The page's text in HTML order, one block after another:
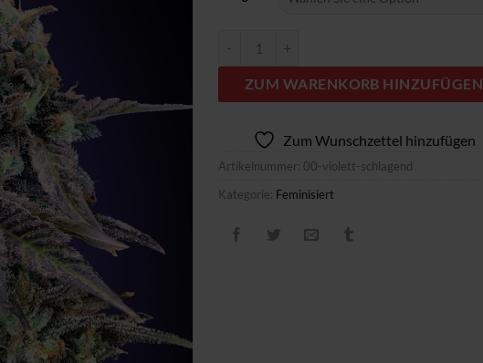
ZUM WARENKORB HINZUFÜGEN
Zum Wunschzettel hinzufügen
Artikelnummer: 00-violett-schlagend
Kategorie: Feminisiert